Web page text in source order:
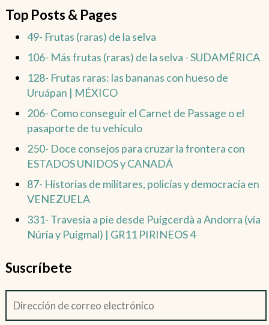
Top Posts & Pages
49- Frutas (raras) de la selva
106- Más frutas (raras) de la selva - SUDAMÉRICA
128- Frutas raras: las bananas con hueso de
Uruápan | MÉXICO
206- Como conseguir el Carnet de Passage o el
pasaporte de tu vehículo
250- Doce consejos para cruzar la frontera con
ESTADOS UNIDOS y CANADÁ
87- Historias de militares, policías y democracia en
VENEZUELA
331- Travesía a pie desde Puigcerdà a Andorra (vía
Núria y Puigmal) | GR11 PIRINEOS 4
Suscríbete